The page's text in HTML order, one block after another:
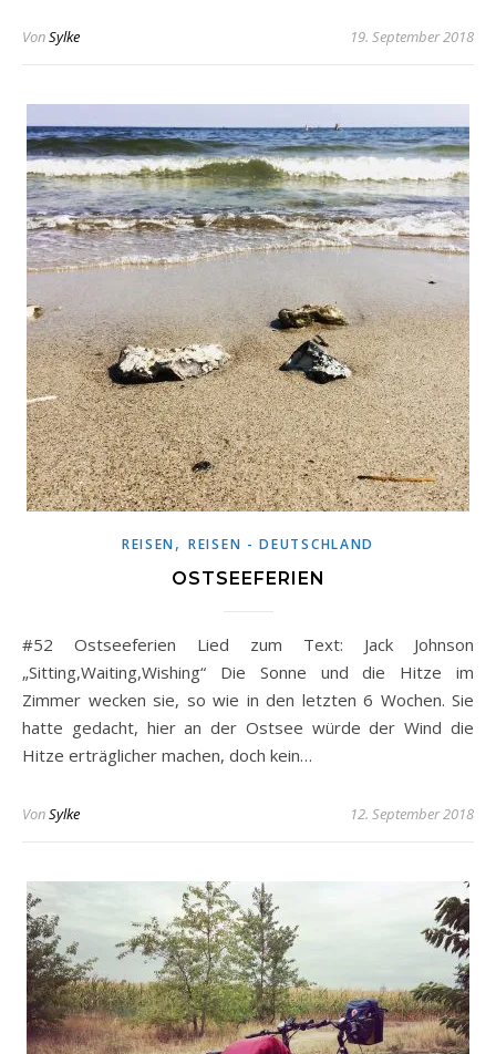
VonSylke 19. September 2018
REISEN,REISEN - DEUTSCHLAND
OSTSEEFERIEN
#52 Ostseeferien Lied zum Text: Jack Johnson
„Sitting,Waiting,Wishing“ Die Sonne und die Hitze im
Zimmer wecken sie, so wie in den letzten 6 Wochen. Sie
hatte gedacht, hier an der Ostsee würde der Wind die
Hitze erträglicher machen, doch kein…
VonSylke 12. September 2018